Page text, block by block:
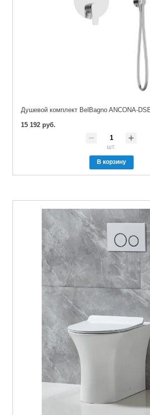
Душевой комплект BelBagno ANCONA-
15 192 руб.
шт.
В корзину